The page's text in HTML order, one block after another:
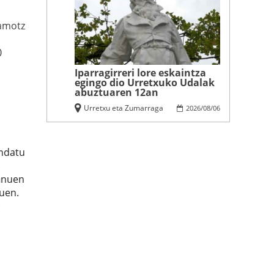
Iparragirreri lore eskaintza
egingo dio Urretxuko Udalak
abuztuaren 12an
2026/08/06
Urretxu eta Zumarraga